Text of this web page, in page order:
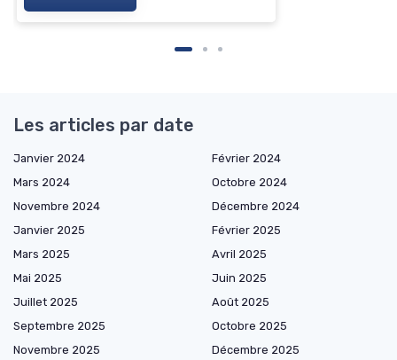
Les articles par date
Janvier 2024
Février 2024
Mars 2024
Octobre 2024
Novembre 2024
Décembre 2024
Janvier 2025
Février 2025
Mars 2025
Avril 2025
Mai 2025
Juin 2025
Juillet 2025
Août 2025
Septembre 2025
Octobre 2025
Novembre 2025
Décembre 2025